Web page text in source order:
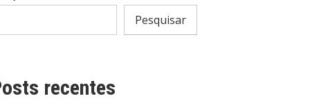
Pesquisar
recentes